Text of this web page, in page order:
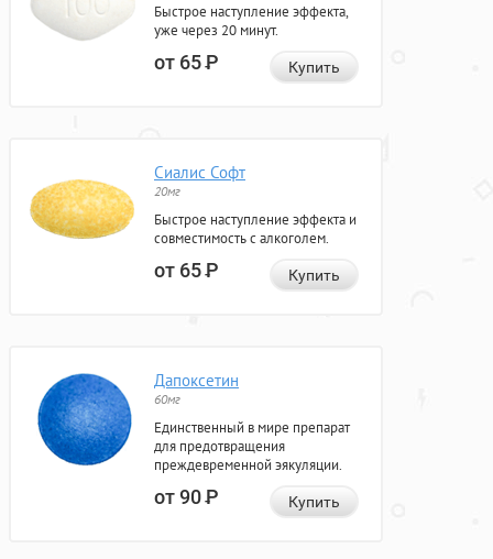
Быстрое наступление эффекта,
уже через 20 минут.
от 65Р Купить
Сиалис Софт
20мг
Быстрое наступление эффекта и
совместимость с алкоголем.
от 65Р Купить
Дапоксетин
60мг
Единственный в мире препарат
для предотвращения
преждевременной эякуляции.
от 90Р Купить